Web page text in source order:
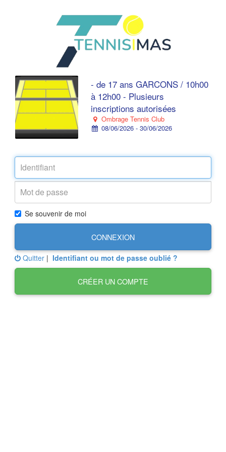
- de 17 ans GARCONS / 10h00
à 12h00 - Plusieurs
inscriptions autorisées
Ombrage Tennis Club
08/06/2026 - 30/06/2026
Se souvenir de moi
CONNEXION
Quitter | Identifiant ou mot de passe oublié ?
CRÉER UN COMPTE